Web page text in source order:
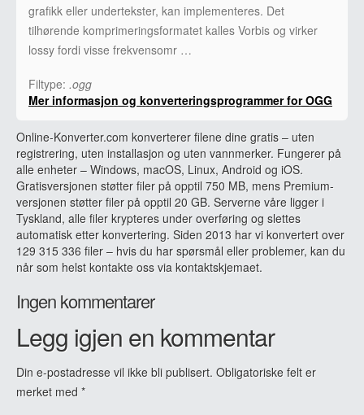
grafikk eller undertekster, kan implementeres. Det
tilhørende komprimeringsformatet kalles Vorbis og virker
lossy fordi visse frekvensomr …
Filtype: .ogg
Mer informasjon og konverteringsprogrammer for OGG
Online-Konverter.com konverterer filene dine gratis – uten
registrering, uten installasjon og uten vannmerker. Fungerer på
alle enheter – Windows, macOS, Linux, Android og iOS.
Gratisversjonen støtter filer på opptil 750 MB, mens Premium-
versjonen støtter filer på opptil 20 GB. Serverne våre ligger i
Tyskland, alle filer krypteres under overføring og slettes
automatisk etter konvertering. Siden 2013 har vi konvertert over
129 315 336 filer – hvis du har spørsmål eller problemer, kan du
når som helst kontakte oss via kontaktskjemaet.
Ingen kommentarer
Legg igjen en kommentar
Din e-postadresse vil ikke bli publisert. Obligatoriske felt er
merket med *